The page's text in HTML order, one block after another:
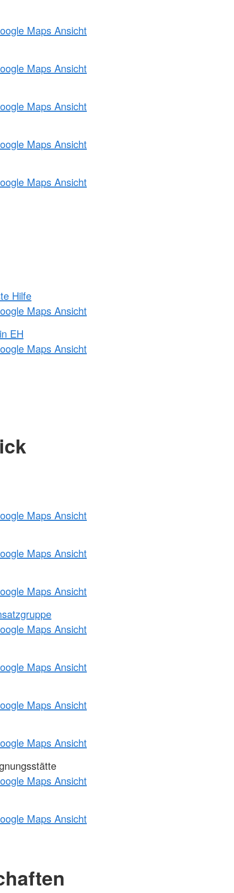
Maps Ansicht
Maps Ansicht
Maps Ansicht
Maps Ansicht
Maps Ansicht
Hilfe
Maps Ansicht
EH
Maps Ansicht
Maps Ansicht
Maps Ansicht
Maps Ansicht
Maps Ansicht
Maps Ansicht
Maps Ansicht
Maps Ansicht
Maps Ansicht
Maps Ansicht